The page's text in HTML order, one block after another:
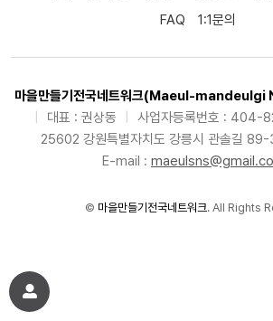
FAQ
1:1문의
마을만들기전국네트워크(Maeul-
대표 : 권상동 사업자등록번호 : 404-
25602 강원특별자치도 강릉시 관솔길
E-mail :
© 마을만들기전국네트워크. All Rights